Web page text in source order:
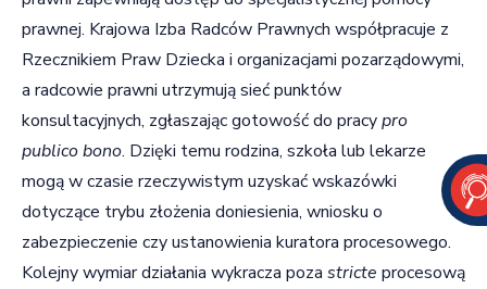
prawnej. Krajowa Izba Radców Prawnych współpracuje z
Rzecznikiem Praw Dziecka i organizacjami pozarządowymi,
a radcowie prawni utrzymują sieć punktów
konsultacyjnych, zgłaszając gotowość do pracypro
publico bono. Dzięki temu rodzina, szkoła lub lekarze
mogą w czasie rzeczywistym uzyskać wskazówki
dotyczące trybu złożenia doniesienia, wniosku o
zabezpieczenie czy ustanowienia kuratora procesowego.
Kolejny wymiar działania wykracza poza stricte procesową